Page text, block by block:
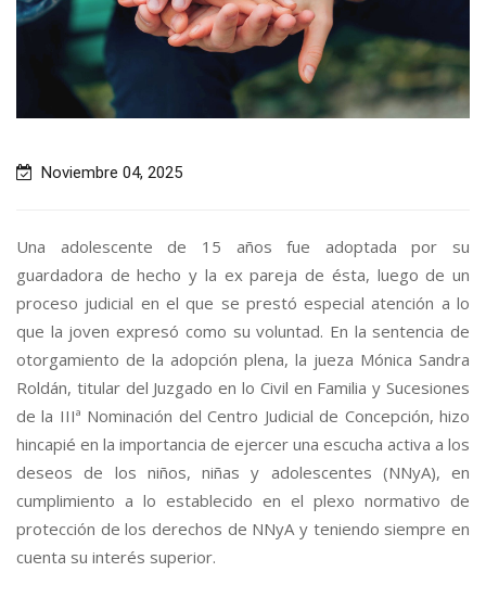
Noviembre 04, 2025
Una adolescente de 15 años fue adoptada por su
guardadora de hecho y la ex pareja de ésta, luego de un
proceso judicial en el que se prestó especial atención a lo
que la joven expresó como su voluntad. En la sentencia de
otorgamiento de la adopción plena, la jueza Mónica Sandra
Roldán, titular del Juzgado en lo Civil en Familia y Sucesiones
de la IIIª Nominación del Centro Judicial de Concepción, hizo
hincapié en la importancia de ejercer una escucha activa a los
deseos de los niños, niñas y adolescentes (NNyA), en
cumplimiento a lo establecido en el plexo normativo de
protección de los derechos de NNyA y teniendo siempre en
cuenta su interés superior.